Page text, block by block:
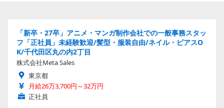
「新卒・27卒」アニメ・マンガ制作会社での一般事務スタッ
フ「正社員」未経験歓迎/髪型・服装自由/ネイル・ピアスO
K/千代田区丸の内2丁目
株式会社Meta Sales
東京都
月給26万3,700円～32万円
正社員